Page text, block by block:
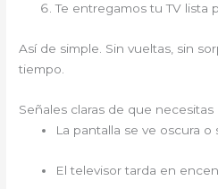
Te entregamos tu TV lista
Así de simple. Sin vueltas, sin
tiempo.
Señales claras de que necesitas
La pantalla se ve oscura o
El televisor tarda en